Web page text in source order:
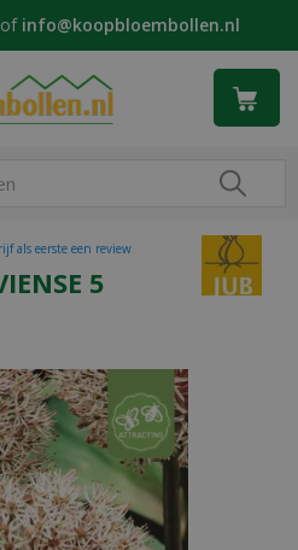
of info@koopbloembollen.nl
5
als eerste een review